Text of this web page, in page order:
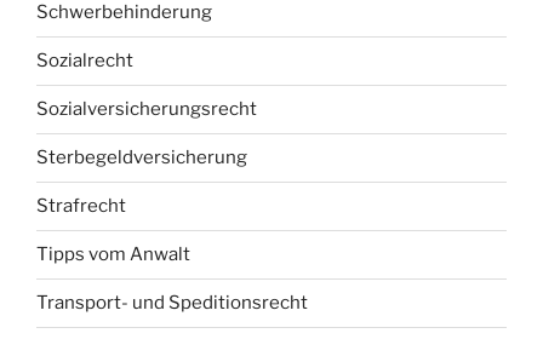
Schwerbehinderung
Sozialrecht
Sozialversicherungsrecht
Sterbegeldversicherung
Strafrecht
Tipps vom Anwalt
Transport- und Speditionsrecht